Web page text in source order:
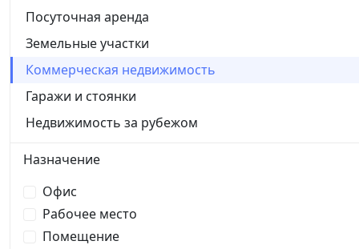
Посуточная аренда
Земельные участки
Коммерческая недвижимость
Гаражи и стоянки
Недвижимость за рубежом
Назначение
Офис
Рабочее место
Помещение